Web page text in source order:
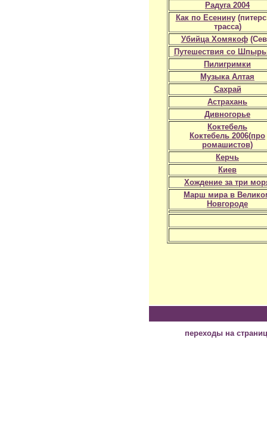
Радуга 2004
Как по Есенину
трасса)
Убийца Хомякоф
Путешествия со
Пилигримки
Музыка Алтая
Сахрай
Астрахань
Дивногорье
Коктебель
Коктебель 2006(про
ромашистов)
Керчь
Киев
Хождение за три
Марш мира в
Новгороде
переходы на